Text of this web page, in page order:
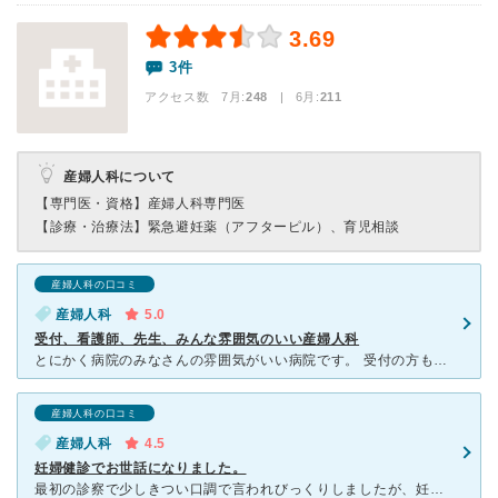
3.69
3件
アクセス数 7月:248 | 6月:211
産婦人科について
【専門医・資格】 産婦人科専門医
【診療・治療法】 緊急避妊薬（アフターピル）、育児相談
産婦人科の口コミ
産婦人科
5.0
受付、看護師、先生、みんな雰囲気のいい産婦人科
とにかく病院のみなさんの雰囲気がいい病院です。 受付の方も優しいですし、看護師の方もやさしい。産婦人科の先生は1人で忙しそうですが、それを感じさせない優しい物腰柔らかい先生です。 産婦人科はどこも
産婦人科の口コミ
産婦人科
4.5
妊婦健診でお世話になりました。
最初の診察で少しきつい口調で言われびっくりしましたが、妊娠初期で出血しているのに立ち仕事を続けていいか聞いた私への注意で言ってくださったことでした。おかげさまで仕事を休む決断ができたので感謝しています